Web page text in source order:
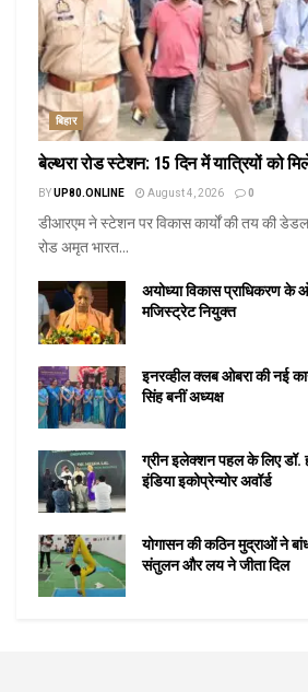
बिहार
बेल्थरा रोड स्टेशन: 15 दिन में यात्रियों को
BYUP80.ONLINE August 4, 2026 0
डीआरएम ने स्टेशन पर विकास कार्यों की तय की
रोड अमृत भारत...
अयोध्या विकास प्राधिकरण के
मजिस्ट्रेट नियुक्त
इनरव्हील क्लब ओबरा की नई
सिंह बनीं अध्यक्ष
ग्रीन इलेक्शन पहल के लिए डॉ.
इंडिया इकोप्रेन्योर अवॉर्ड
योगासन की कठिन मुद्राओं ने
संतुलन और लय ने जीता दिल